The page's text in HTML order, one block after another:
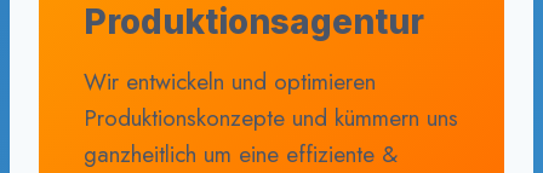
Produktionsagentur
Wir entwickeln und optimieren
Produktionskonzepte und kümmern uns
ganzheitlich um eine effiziente &